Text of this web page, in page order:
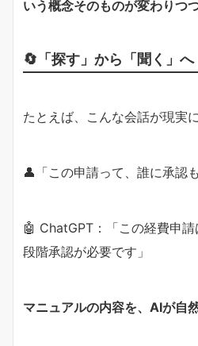
いう概念そのものが変わりつ
🔄「探す」から「聞く」へ
たとえば、こんな会話が現実
👤「この申請って、誰に承認
🤖 ChatGPT：「この経費申
段階承認が必要です」
マニュアルの内容を、AIが自